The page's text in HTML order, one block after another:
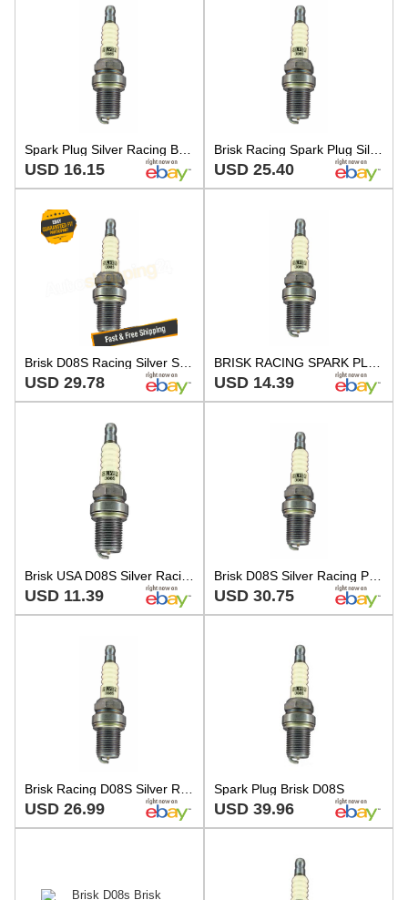
Spark Plug Silver Racing BRISK RACING SPARK PLUGS D08S
USD 16.15 USD 25.40
Brisk D08S Racing Silver Spark Plug
USD 29.78 USD 14.39
Brisk USA D08S Silver Racing Spark Plug
USD 11.39 USD 30.75
USD 26.99
Spark Plug Brisk D08S
USD 39.96